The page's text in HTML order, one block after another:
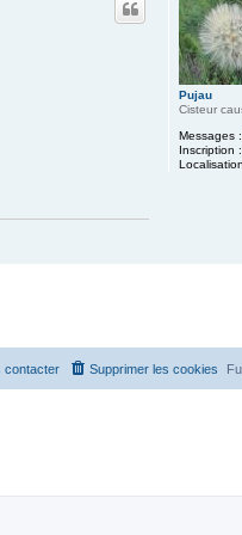
Pujau
Cisteur
Messages :
Inscription :
Supprimer les cookies
contacter